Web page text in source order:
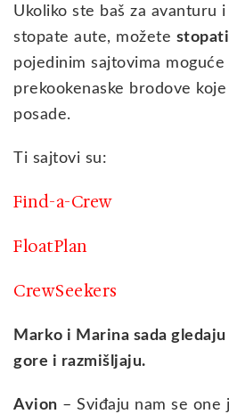
Ukoliko ste baš za avanturu
stopate aute, možete
pojedinim sajtovima
prekookenaske brodove
posade.
Ti sajtovi su:
Find-a-Crew
FloatPlan
CrewSeekers
Marko i Marina sada
gore i razmišljaju.
Avion – Sviđaju nam se